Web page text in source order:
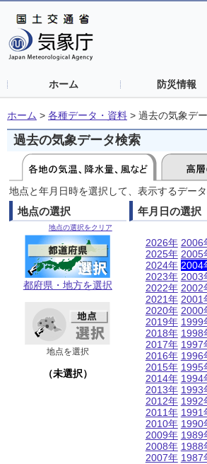
ホーム 防災情報
ホーム > 各種データ・資料 > 過去の気象デ
過去の気象データ検索
地点と年月日時を選択して、表示するデー
地点の選択
地点の選択をクリア
都府県・地方を選択
地点を選択
（未選択）
年月日の選択
2026年
2025年
2024年
2023年
2022年
2021年
2020年
2019年
2018年
2017年
2016年
2015年
2014年
2013年
2012年
2011年
2010年
2009年
2008年
2007年
2006
2005
2004
2003
2002
2001
2000
1999
1998
1997
1996
1995
1994
1993
1992
1991
1990
1989
1988
1987